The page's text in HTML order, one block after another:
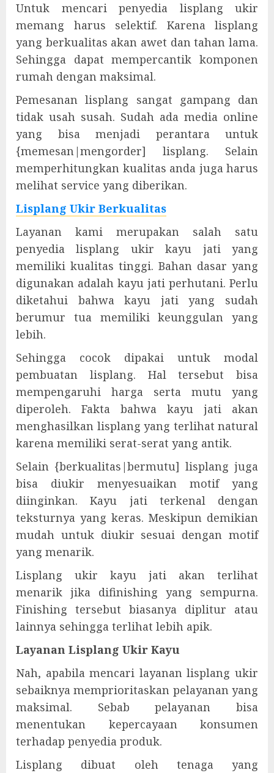
Untuk mencari penyedia lisplang ukir
memang harus selektif. Karena lisplang
yang berkualitas akan awet dan tahan lama.
Sehingga dapat mempercantik komponen
rumah dengan maksimal.
Pemesanan lisplang sangat gampang dan
tidak usah susah. Sudah ada media online
yang bisa menjadi perantara untuk
{memesan|mengorder] lisplang. Selain
memperhitungkan kualitas anda juga harus
melihat service yang diberikan.
Lisplang Ukir Berkualitas
Layanan kami merupakan salah satu
penyedia lisplang ukir kayu jati yang
memiliki kualitas tinggi. Bahan dasar yang
digunakan adalah kayu jati perhutani. Perlu
diketahui bahwa kayu jati yang sudah
berumur tua memiliki keunggulan yang
lebih.
Sehingga cocok dipakai untuk modal
pembuatan lisplang. Hal tersebut bisa
mempengaruhi harga serta mutu yang
diperoleh. Fakta bahwa kayu jati akan
menghasilkan lisplang yang terlihat natural
karena memiliki serat-serat yang antik.
Selain {berkualitas|bermutu] lisplang juga
bisa diukir menyesuaikan motif yang
diinginkan. Kayu jati terkenal dengan
teksturnya yang keras. Meskipun demikian
mudah untuk diukir sesuai dengan motif
yang menarik.
Lisplang ukir kayu jati akan terlihat
menarik jika difinishing yang sempurna.
Finishing tersebut biasanya diplitur atau
lainnya sehingga terlihat lebih apik.
Layanan Lisplang Ukir Kayu
Nah, apabila mencari layanan lisplang ukir
sebaiknya memprioritaskan pelayanan yang
maksimal. Sebab pelayanan bisa
menentukan kepercayaan konsumen
terhadap penyedia produk.
Lisplang dibuat oleh tenaga yang